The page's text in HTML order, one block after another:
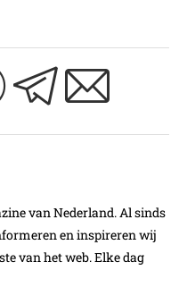
van Nederland. Al sinds
en inspireren wij
van het web. Elke dag